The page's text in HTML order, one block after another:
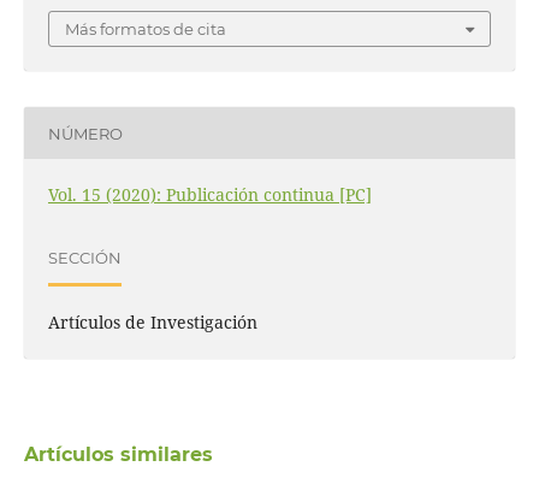
Más formatos de cita
NÚMERO
Vol. 15 (2020): Publicación continua [PC]
SECCIÓN
Artículos de Investigación
Artículos similares